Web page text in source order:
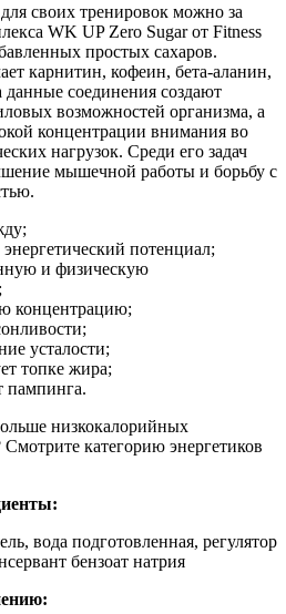
своих тренировок можно за
WK UP Zero Sugar от Fitness
простых сахаров.
карнитин, кофеин, бета-аланин,
соединения создают
возможностей организма, а
концентрации внимания во
нагрузок. Среди его задач
мышечной работы и борьбу с
потенциал;
и физическую
концентрацию;
усталости;
топке жира;
пампинга.
низкокалорийных
Смотрите категорию энергетиков
вода подготовленная, регулятор
бензоат натрия